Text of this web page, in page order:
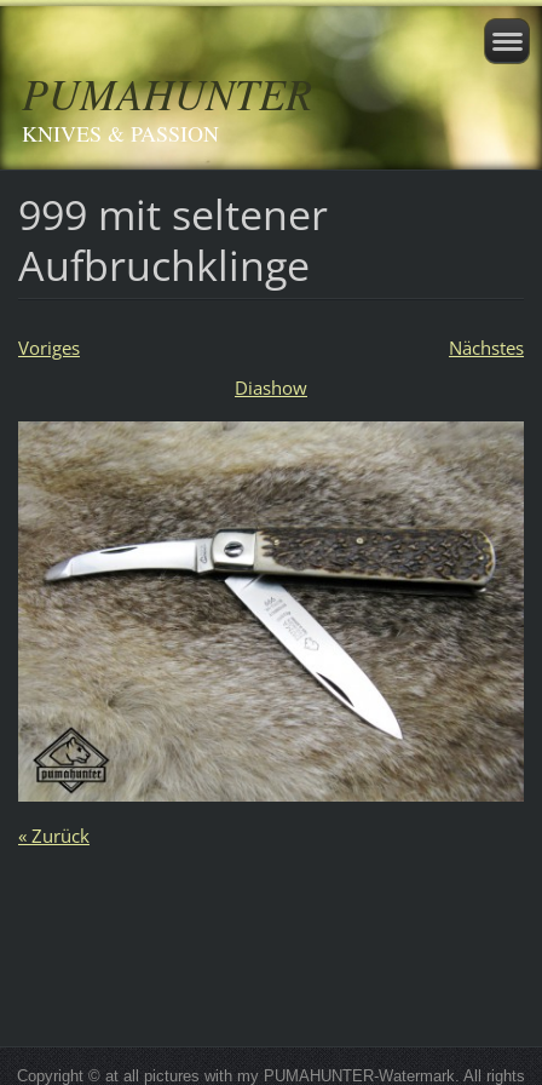
PUMAHUNTER
KNIVES & PASSION
999 mit seltener
Aufbruchklinge
Voriges
Nächstes
Diashow
« Zurück
Copyright © at all pictures with my PUMAHUNTER-Watermark. All rights